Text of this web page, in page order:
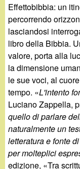
Effettobibbia: un
percorrendo
lasciandosi
libro della Bibbia.
valore, porta alla
la dimensione
le sue voci, al
tempo. «L'intento
Luciano Zappella,
quello di parlare
naturalmente un
letteratura e fonte
per molteplici
edizione, «Tra